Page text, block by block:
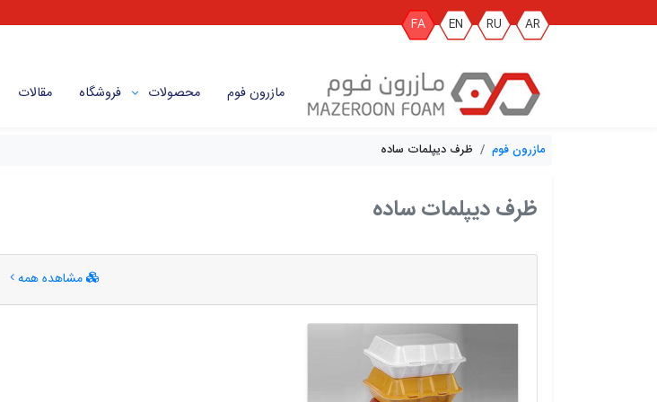
FA EN RU
AR
مازرون فوم محصولات فروشگاه مقالات
مازرون فوم ظرف دیپلمات ساده
ظرف دیپلمات ساده
مشاهده همه